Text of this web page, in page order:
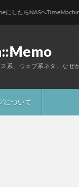
系、ウェブ系ネタ。なぜ
について
へTimeMachineバックア